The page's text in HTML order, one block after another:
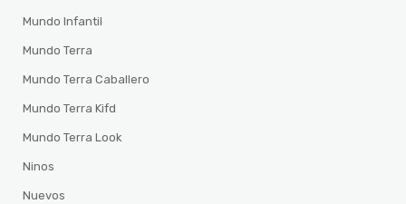
Mundo Infantil
Mundo Terra
Mundo Terra Caballero
Mundo Terra Kifd
Mundo Terra Look
Ninos
Nuevos